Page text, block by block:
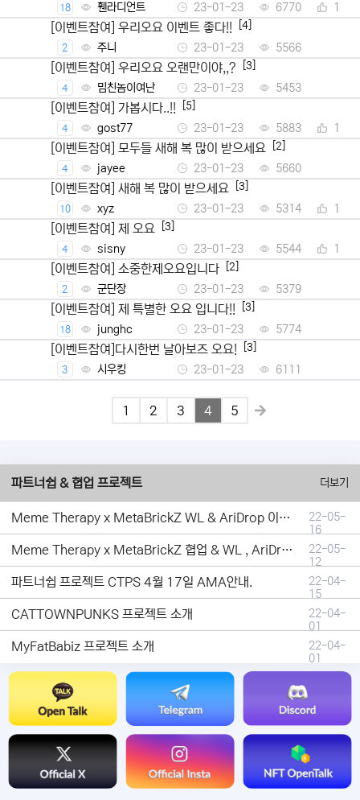
18 휀라디언트 23-01-23 6770 1
[이벤트참여] 우리오요 이벤트 좋다!! [4]
2 주니 23-01-23 5566
[이벤트참여] 우리오요 오랜만이야,,? [3]
4 밈친놈이여난 23-01-23 5453
[이벤트참여] 가봅시다..!! [5]
4 gost77 23-01-23 5883 1
[이벤트참여] 모두들 새해 복 많이 받으세요 [2]
4 jayee 23-01-23 5660
[이벤트참여] 새해 복 많이 받으세요 [3]
10 xyz 23-01-23 5314 1
[이벤트참여] 제 오요 [3]
4 sisny 23-01-23 5544 1
[이벤트참여] 소중한제오요입니다 [2]
2 군단장 23-01-23 5379
[이벤트참여] 제 특별한 오요 입니다!! [3]
18 junghc 23-01-23 5774
[이벤트참여]다시한번 날아보즈 오요! [3]
3 시우킹 23-01-23 6111
1 2 3 4 5
파트너쉽 & 협업 프로젝트 더보기
Meme Therapy x MetaBrickZ WL & AriDrop 이벤트 결과안내!
22-05-
16
Meme Therapy x MetaBrickZ 협업 & WL , AriDrop 이벤트 안내
22-05-
12
파트너쉽 프로젝트 CTPS 4월 17일 AMA안내.
22-04-
15
CATTOWNPUNKS 프로젝트 소개
22-04-
01
MyFatBabiz 프로젝트 소개
22-04-
01